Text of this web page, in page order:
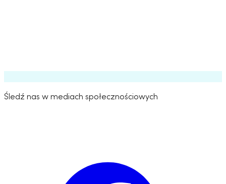
Śledź nas w mediach społecznościowych